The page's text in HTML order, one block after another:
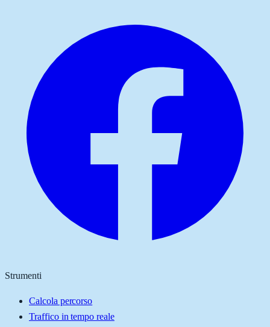
Strumenti
Calcola percorso
Traffico in tempo reale